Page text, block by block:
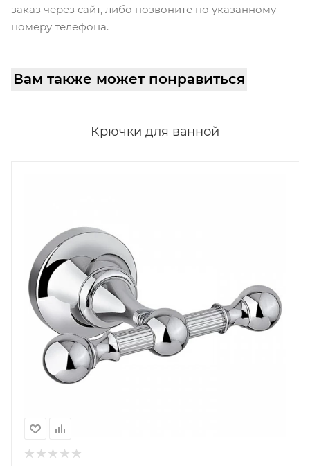
заказ через сайт, либо позвоните по указанному
номеру телефона.
Вам также может понравиться
Крючки для ванной